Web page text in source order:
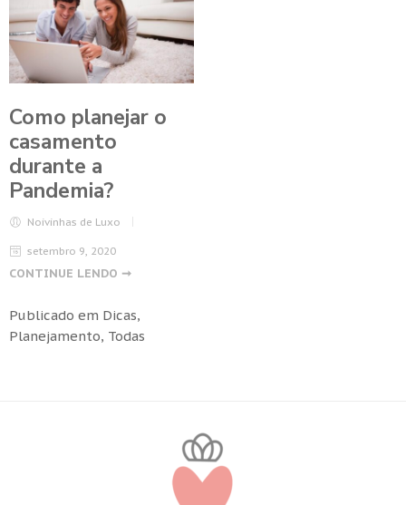
Como planejar o
casamento
durante a
Pandemia?
Noivinhas de Luxo
setembro 9, 2020
CONTINUE LENDO ➞
Publicado em Dicas,
Planejamento, Todas